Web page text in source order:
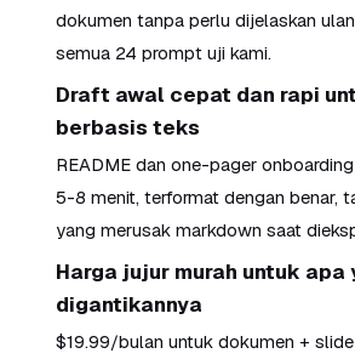
dokumen tanpa perlu dijelaskan
semua 24 prompt uji kami.
Draft awal cepat dan rapi
berbasis teks
README dan one-pager
5-8 menit, terformat dengan benar,
yang merusak markdown saat
Harga jujur murah untuk apa
digantikannya
$19.99/bulan untuk dokumen +